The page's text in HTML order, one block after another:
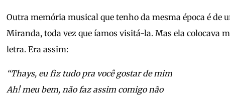
Outra memória musical que tenho da mesma época é de
Miranda, toda vez que íamos visitá-la. Mas ela colocava
letra. Era assim:
“Thays, eu fiz tudo pra você gostar de mim
Ah! meu bem, não faz assim comigo não